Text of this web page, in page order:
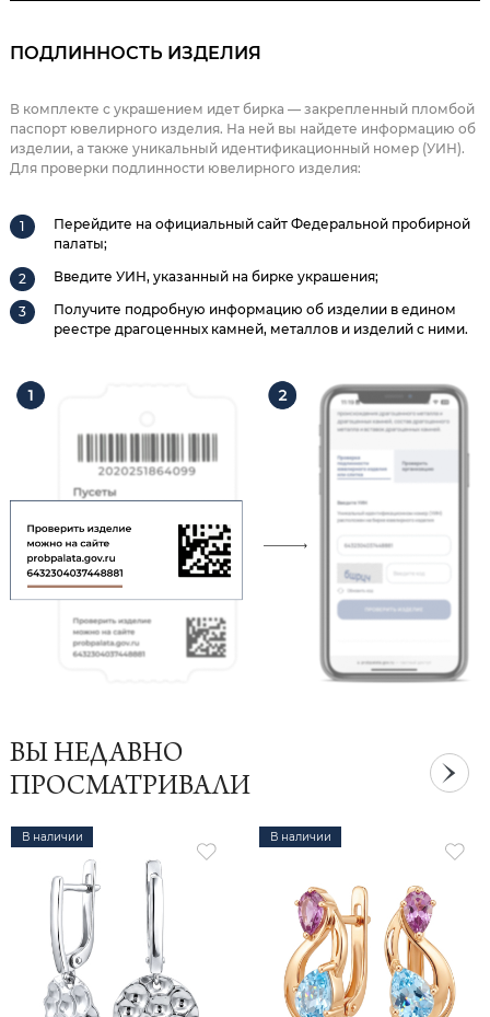
ПОДЛИННОСТЬ ИЗДЕЛИЯ
В комплекте с украшением идет бирка — закрепленный пломбой
паспорт ювелирного изделия. На ней вы найдете информацию об
изделии, а также уникальный идентификационный номер (УИН).
Для проверки подлинности ювелирного изделия:
Перейдите на официальный сайт Федеральной пробирной
палаты;
Введите УИН, указанный на бирке украшения;
Получите подробную информацию об изделии в едином
реестре драгоценных камней, металлов и изделий с ними.
ВЫ НЕДАВНО
ПРОСМАТРИВАЛИ
В наличии В наличии